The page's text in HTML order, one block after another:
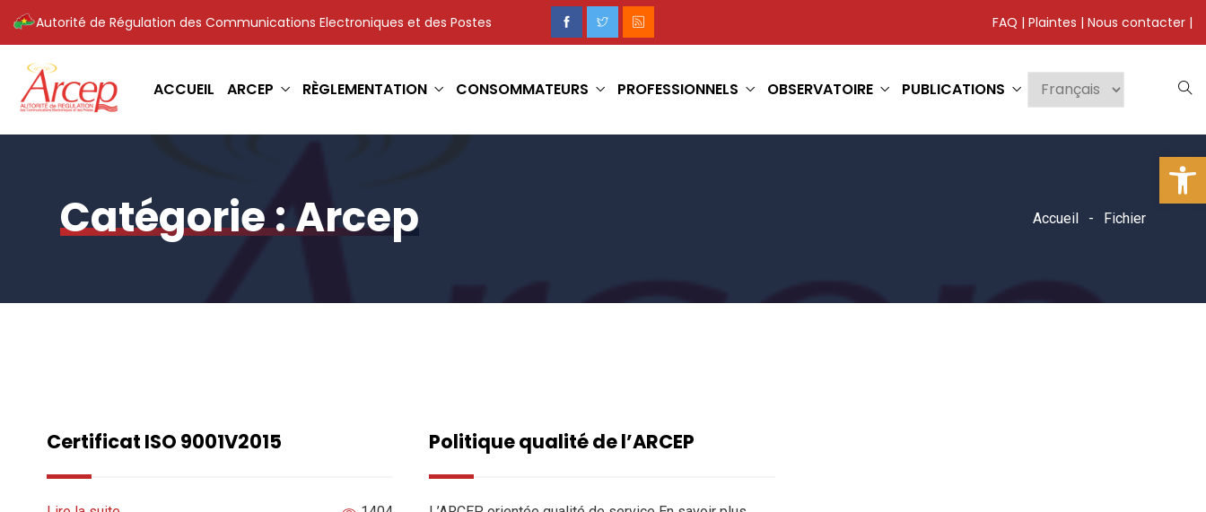
Autorité de Régulation des Communications Electroniques et des Postes FAQ | Plaintes | Nous contacter |
ACCUEIL ARCEP RÈGLEMENTATION CONSOMMATEURS PROFESSIONNELS OBSERVATOIRE PUBLICATIONS
Catégorie :Arcep Accueil Fichier
Certificat ISO 9001V2015 Politique qualité de l’ARCEP